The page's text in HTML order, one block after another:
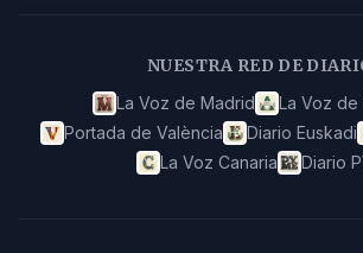
NUESTRA RED DE
La Voz de Madrid
La Voz de
Portada de València
Diario Euskadi
La Voz Canaria
Diario